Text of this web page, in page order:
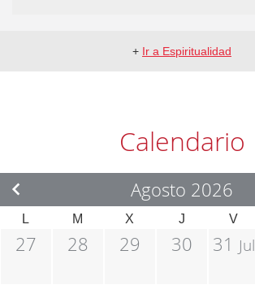
+ Ir a Espiritualidad
Calendario
Agosto 2026
L M X J V
27 28 29 30 31 Jul